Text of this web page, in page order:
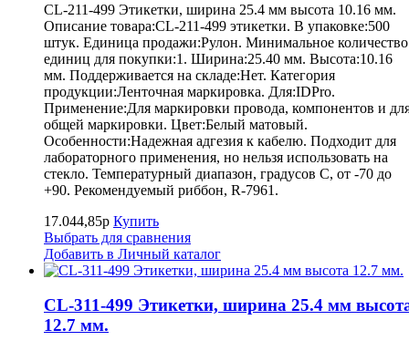
CL-211-499 Этикетки, ширина 25.4 мм высота 10.16 мм.
Описание товара:CL-211-499 этикетки. В упаковке:500
штук. Единица продажи:Рулон. Минимальное количество
единиц для покупки:1. Ширина:25.40 мм. Высота:10.16
мм. Поддерживается на складе:Нет. Категория
продукции:Ленточная маркировка. Для:IDPro.
Применение:Для маркировки провода, компонентов и
общей маркировки. Цвет:Белый матовый.
Особенности:Надежная адгезия к кабелю. Подходит для
лабораторного применения, но нельзя использовать на
стекло. Температурный диапазон, градусов С, от -70 до
+90. Рекомендуемый риббон, R-7961.
17.044,85р Купить
Выбрать для сравнения
Добавить в Личный каталог
CL-311-499 Этикетки, ширина 25.4 мм
12.7 мм.